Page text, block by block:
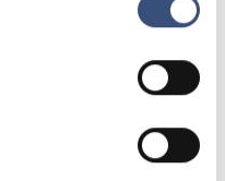
trammuseum in